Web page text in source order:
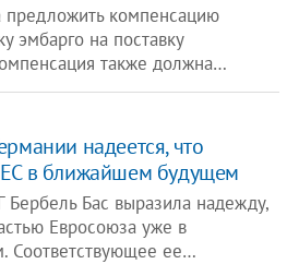
предложить компенсацию
эмбарго на поставку
также должна…
надеется, что
ЕС в ближайшем будущем
Бербель Бас выразила надежду,
Евросоюза уже в
ее…